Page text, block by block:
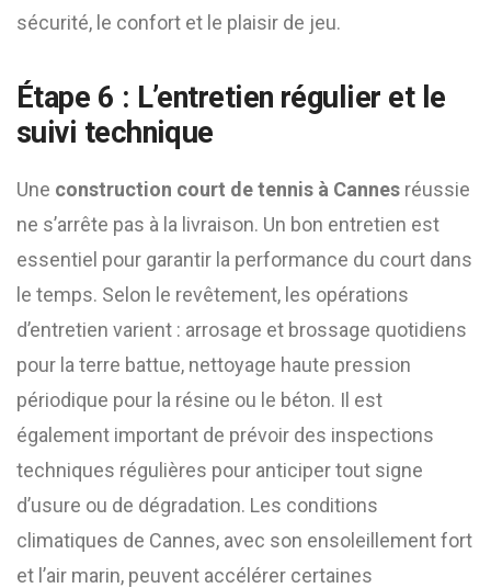
sécurité, le confort et le plaisir de jeu.
Étape 6 : L’entretien régulier et le
suivi technique
Une construction court de tennis à Cannes réussie
ne s’arrête pas à la livraison. Un bon entretien est
essentiel pour garantir la performance du court dans
le temps. Selon le revêtement, les opérations
d’entretien varient : arrosage et brossage quotidiens
pour la terre battue, nettoyage haute pression
périodique pour la résine ou le béton. Il est
également important de prévoir des inspections
techniques régulières pour anticiper tout signe
d’usure ou de dégradation. Les conditions
climatiques de Cannes, avec son ensoleillement fort
et l’air marin, peuvent accélérer certaines